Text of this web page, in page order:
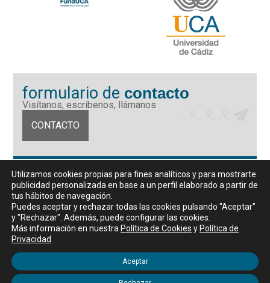
formulario de contacto
Visítanos, escríbenos, llámanos
CONTACTO
Fundación Universidad de Cádiz
Calle Ancha 10 (Edificio José Pérez Llorca), CP. 11001, Cádiz
CIF: G11442167
956 07 03 70 / 72
Horario de atención al público
De lunes a viernes, de 9 a 14 horas
Utilizamos cookies propias para fines analíticos y para mostrarte
publicidad personalizada en base a un perfil elaborado a partir de
tus hábitos de navegación.
Puedes aceptar y rechazar todas las cookies pulsando "Aceptar"
y "Rechazar". Además, puede configurar las cookies.
Más información en nuestra Política de Cookies y Política de
Privacidad
Aceptar